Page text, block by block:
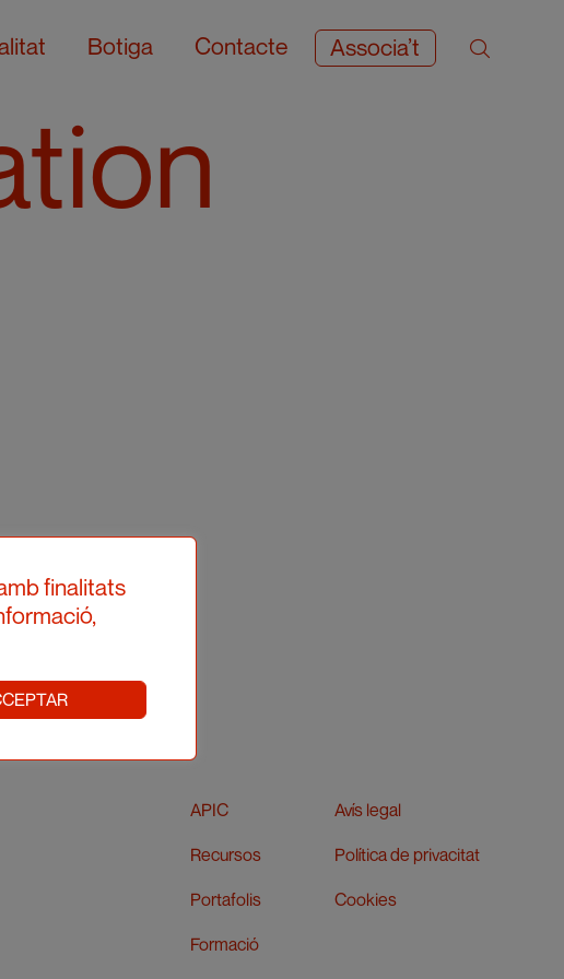
Botiga Contacte Associa’t
APIC
Recursos
Portafolis
Formació
Avís legal
Política de privacitat
Cookies
finalitats